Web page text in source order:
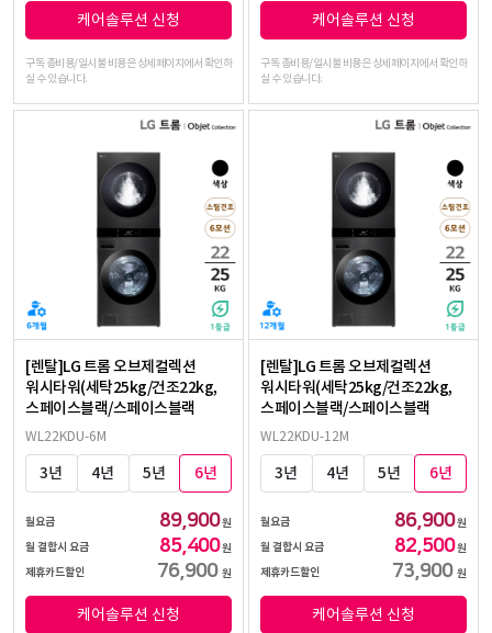
케어솔루션 신청
구독 총비용/일시불 비용은 상세페이지에서 확인하
실 수 있습니다.
케어솔루션 신청
구독 총비용/일시불 비용은 상세페이지에서 확인하
실 수 있습니다.
[렌탈]LG 트롬 오브제컬렉션
워시타워(세탁25kg/건조22kg,
스페이스블랙/스페이스블랙
WL22KDU-6M
3년 4년 5년 6년
월요금 89,900원
월 결합시 요금
85,400원
제휴카드할인
76,900 원
케어솔루션 신청
[렌탈]LG 트롬 오브제컬렉션
워시타워(세탁25kg/건조22kg,
스페이스블랙/스페이스블랙
WL22KDU-12M
3년 4년 5년 6년
월요금 86,900원
월 결합시 요금
82,500원
제휴카드할인
73,900 원
케어솔루션 신청